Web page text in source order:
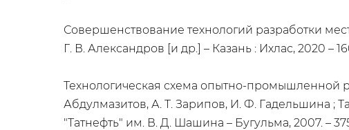
Совершенствование технологий разработки
Г. В. Александров [и др.] – Казань : Ихлас, 2020 –
Технологическая схема опытно-промышленной
Абдулмазитов, А. Т. Зарипов, И. Ф. Гадельшина ;
"Татнефть" им. В. Д. Шашина – Бугульма, 2007. –